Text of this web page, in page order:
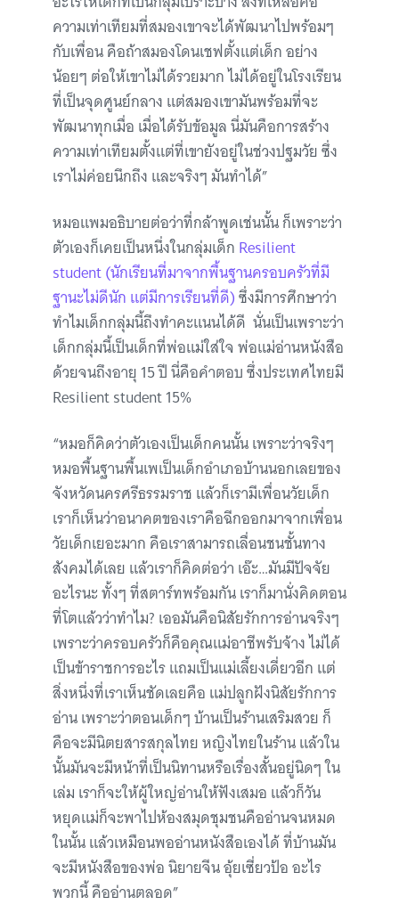
ความเท่าเทียมที่สมองเขาจะได้พัฒนาไปพร้อมๆ
กับเพื่อน คือถ้าสมองโดนเชฟตั้งแต่เด็ก อย่าง
น้อยๆ ต่อให้เขาไม่ได้รวยมาก ไม่ได้อยู่ในโรงเรียน
ที่เป็นจุดศูนย์กลาง แต่สมองเขามันพร้อมที่จะ
พัฒนาทุกเมื่อ เมื่อได้รับข้อมูล นี่มันคือการสร้าง
ความเท่าเทียมตั้งแต่ที่เขายังอยู่ในช่วงปฐมวัย ซึ่ง
เราไม่ค่อยนึกถึง และจริงๆ มันทำได้”
หมอแพมอธิบายต่อว่าที่กล้าพูดเช่นนั้น ก็เพราะว่า
ตัวเองก็เคยเป็นหนึ่งในกลุ่มเด็ก Resilient
student (นักเรียนที่มาจากพื้นฐานครอบครัวที่มี
ฐานะไม่ดีนัก แต่มีการเรียนที่ดี)ซึ่งมีการศึกษาว่า
ทำไมเด็กกลุ่มนี้ถึงทำคะแนนได้ดี นั่นเป็นเพราะว่า
เด็กกลุ่มนี้เป็นเด็กที่พ่อแม่ใส่ใจ พ่อแม่อ่านหนังสือ
ด้วยจนถึงอายุ 15 ปี นี่คือคำตอบ ซึ่งประเทศไทยมี
Resilient student 15%
“หมอก็คิดว่าตัวเองเป็นเด็กคนนั้น เพราะว่าจริงๆ
หมอพื้นฐานพื้นเพเป็นเด็กอำเภอบ้านนอกเลยของ
จังหวัดนครศรีธรรมราช แล้วก็เรามีเพื่อนวัยเด็ก
เราก็เห็นว่าอนาคตของเราคือฉีกออกมาจากเพื่อน
วัยเด็กเยอะมาก คือเราสามารถเลื่อนชนชั้นทาง
สังคมได้เลย แล้วเราก็คิดต่อว่า เอ๊ะ…มันมีปัจจัย
อะไรนะ ทั้งๆ ที่สตาร์ทพร้อมกัน เราก็มานั่งคิดตอน
ที่โตแล้วว่าทำไม? เออมันคือนิสัยรักการอ่านจริงๆ
เพราะว่าครอบครัวก็คือคุณแม่อาชีพรับจ้าง ไม่ได้
เป็นข้าราชการอะไร แถมเป็นแม่เลี้ยงเดี่ยวอีก แต่
สิ่งหนึ่งที่เราเห็นชัดเลยคือ แม่ปลูกฝังนิสัยรักการ
อ่าน เพราะว่าตอนเด็กๆ บ้านเป็นร้านเสริมสวย ก็
คือจะมีนิตยสารสกุลไทย หญิงไทยในร้าน แล้วใน
นั้นมันจะมีหน้าที่เป็นนิทานหรือเรื่องสั้นอยู่นิดๆ ใน
เล่ม เราก็จะให้ผู้ใหญ่อ่านให้ฟังเสมอ แล้วก็วัน
หยุดแม่ก็จะพาไปห้องสมุดชุมชนคืออ่านจนหมด
ในนั้น แล้วเหมือนพออ่านหนังสือเองได้ ที่บ้านมัน
จะมีหนังสือของพ่อ นิยายจีน อุ้ยเซี่ยวป้อ อะไร
พวกนี้ คืออ่านตลอด”